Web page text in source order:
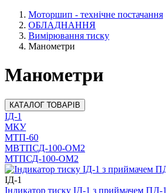
Моторшип - технічне постачання
ОБЛАДНАННЯ
Вимірювання тиску
Манометри
Манометри
КАТАЛОГ ТОВАРІВ
ІД-1
МКУ
МТП-60
МВТПСД-100-ОМ2
МТПСД-100-ОМ2
ІД-1
Індикатор тиску ІД-1 з приймачем ПД-1